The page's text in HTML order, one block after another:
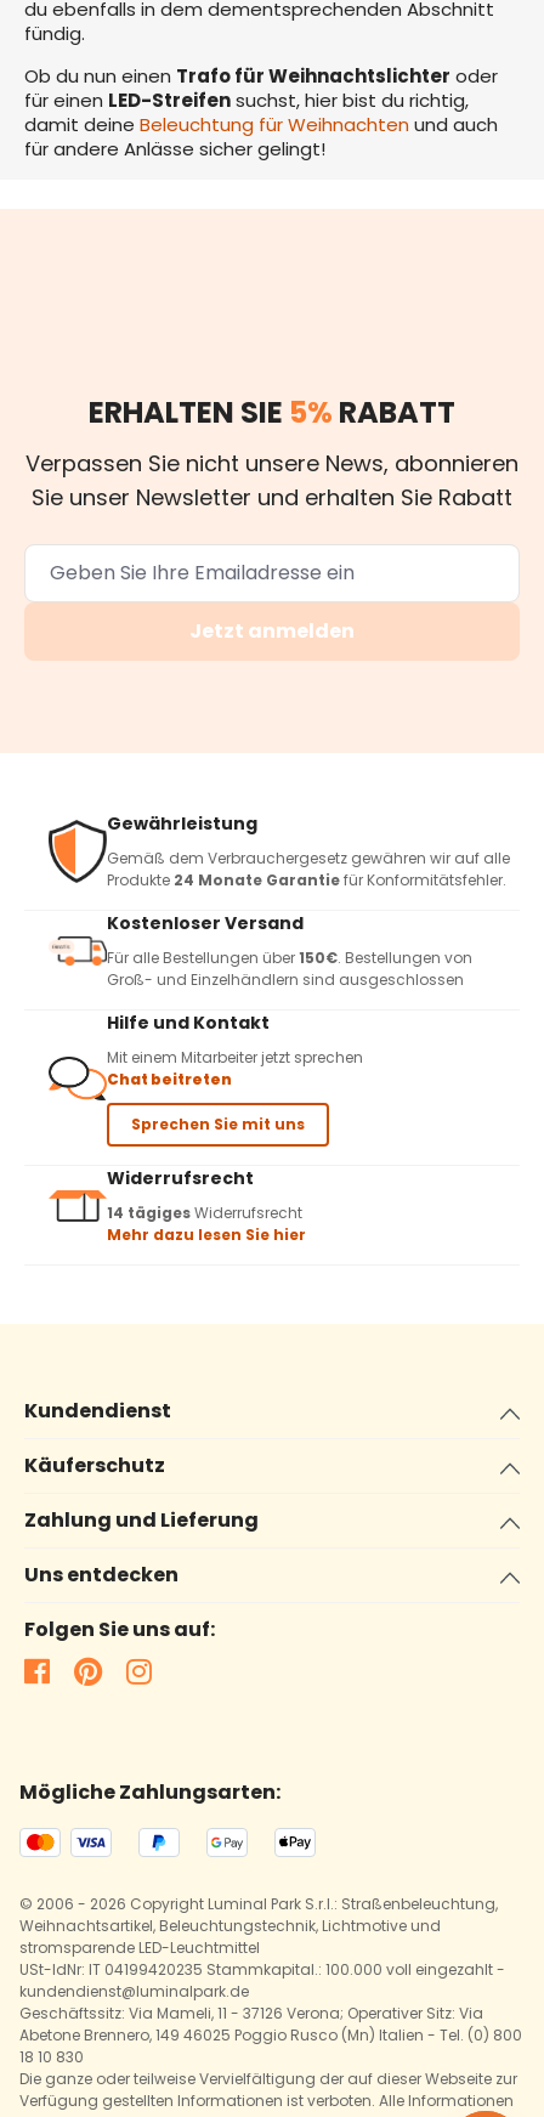
du ebenfalls in dem dementsprechenden Abschnitt
fündig.
Ob du nun einen Trafo für Weihnachtslichter oder
für einen LED-Streifensuchst, hier bist du richtig,
damit deine Beleuchtung für Weihnachtenund auch
für andere Anlässe sicher gelingt!
ERHALTEN SIE 5% RABATT
Verpassen Sie nicht unsere News, abonnieren
Sie unser Newsletter und erhalten Sie Rabatt
Jetzt anmelden
Gewährleistung
Gemäß dem Verbrauchergesetz gewähren wir auf alle
Produkte 24 Monate Garantiefür Konformitätsfehler.
Kostenloser Versand
Für alle Bestellungen über150€. Bestellungen von
Groß- und Einzelhändlern sind ausgeschlossen
Hilfe und Kontakt
Mit einem Mitarbeiter jetzt sprechen
Chat beitreten
Sprechen Sie mit uns
Widerrufsrecht
14 tägigesWiderrufsrecht
Mehr dazu lesen Sie hier
Kundendienst
Käuferschutz
Zahlung und Lieferung
Uns entdecken
Folgen Sie uns auf:
Mögliche Zahlungsarten:
© 2006 - 2026 Copyright Luminal Park S.r.l.: Straßenbeleuchtung,
Weihnachtsartikel, Beleuchtungstechnik, Lichtmotive und
stromsparende LED-Leuchtmittel
USt-IdNr: IT 04199420235 Stammkapital.: 100.000 voll eingezahlt -
kundendienst@luminalpark.de
Geschäftssitz: Via Mameli, 11 - 37126 Verona; Operativer Sitz: Via
Abetone Brennero, 149 46025 Poggio Rusco (Mn) Italien - Tel. (0) 800
18 10 830
Die ganze oder teilweise Vervielfältigung der auf dieser Webseite zur
Verfügung gestellten Informationen ist verboten. Alle Informationen